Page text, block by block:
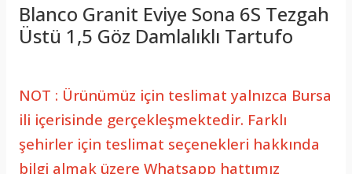
Blanco Granit Eviye Sona 6S Tezgah
Üstü 1,5 Göz Damlalıklı Tartufo
NOT : Ürünümüz için teslimat yalnızca Bursa
ili içerisinde gerçekleşmektedir. Farklı
şehirler için teslimat seçenekleri hakkında
bilgi almak üzere Whatsapp hattımız